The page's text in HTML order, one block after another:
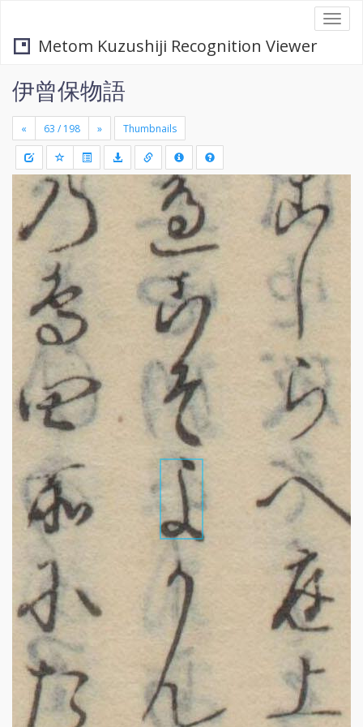
Metom Kuzushiji Recognition Viewer
伊曾保物語
« » Thumbnails
+
-
a